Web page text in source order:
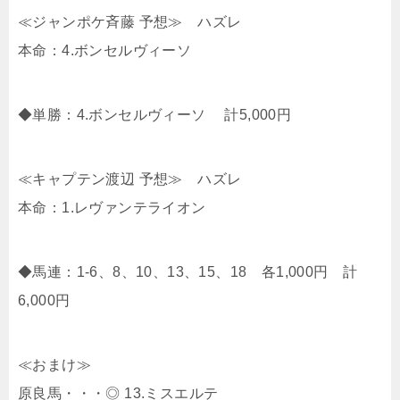
≪ジャンポケ斉藤 予想≫ ハズレ
本命：4.ボンセルヴィーソ
◆単勝：4.ボンセルヴィーソ 計5,000円
≪キャプテン渡辺 予想≫ ハズレ
本命：1.レヴァンテライオン
◆馬連：1-6、8、10、13、15、18 各1,000円 計
6,000円
≪おまけ≫
原良馬・・・◎ 13.ミスエルテ